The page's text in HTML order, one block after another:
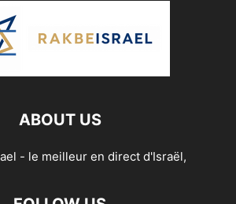
ABOUT US
- le meilleur en direct d'Israël,